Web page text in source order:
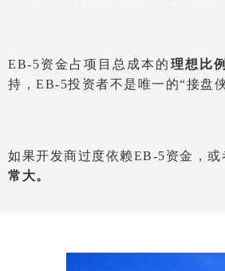
EB-5资金占项目总成本的 理想比
持，EB-5投资者不是唯一的“接盘侠
如果开发商过度依赖EB-5资金，
常大。